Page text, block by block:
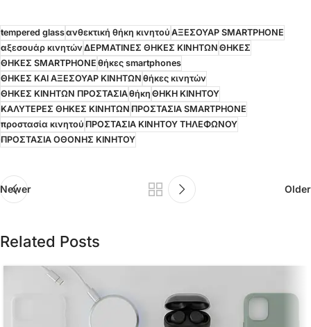
tempered glassανθεκτική θήκη κινητού ΑΞΕΣΟΥΑΡ SMARTPHONE
αξεσουάρ κινητώνΔΕΡΜΑΤΙΝΕΣ ΘΗΚΕΣ ΚΙΝΗΤΩΝ ΘΗΚΕΣ
ΘΗΚΕΣ SMARTPHONE θήκες smartphones
ΘΗΚΕΣ ΚΑΙ ΑΞΕΣΟΥΑΡ ΚΙΝΗΤΩΝ θήκες κινητών
ΘΗΚΕΣ ΚΙΝΗΤΩΝ ΠΡΟΣΤΑΣΙΑθήκη ΘΗΚΗ ΚΙΝΗΤΟΥ
ΚΑΛΥΤΕΡΕΣ ΘΗΚΕΣ ΚΙΝΗΤΩΝ ΠΡΟΣΤΑΣΙΑ SMARTPHONE
προστασία κινητού ΠΡΟΣΤΑΣΙΑ ΚΙΝΗΤΟΥ ΤΗΛΕΦΩΝΟΥ
ΠΡΟΣΤΑΣΙΑ ΟΘΟΝΗΣ ΚΙΝΗΤΟΥ
Newer Older
Related Posts